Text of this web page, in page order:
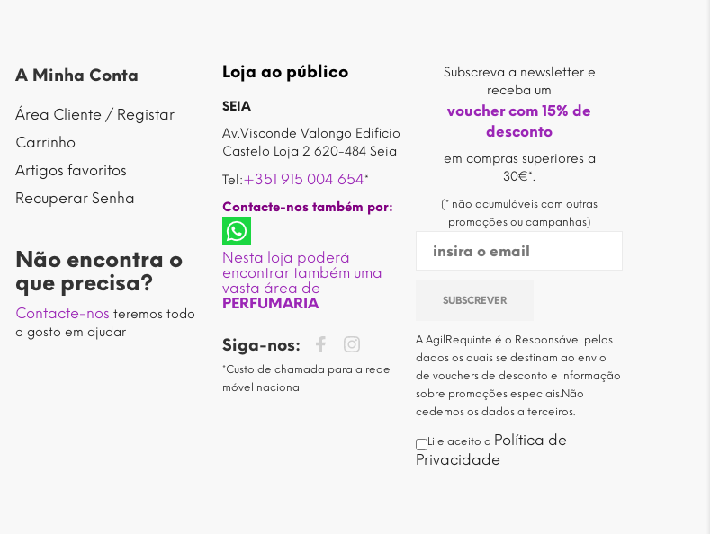
A Minha Conta
Área Cliente / Registar
Carrinho
Artigos favoritos
Recuperar Senha
Não encontra o
que precisa?
Contacte-nos teremos todo
o gosto em ajudar
Loja ao público
SEIA
Av.Visconde Valongo Edificio
Castelo Loja 2 620-484 Seia
Tel:+351 915 004 654*
Contacte-nos também por:
Nesta loja poderá
encontrar também uma
vasta área de
PERFUMARIA
Siga-nos:
*Custo de chamada para a rede
móvel nacional
Subscreva a newsletter e
receba um
voucher com 15% de
desconto
em compras superiores a
30€*.
(* não acumuláveis com outras
promoções ou campanhas)
A AgilRequinte é o Responsável pelos
dados os quais se destinam ao envio
de vouchers de desconto e informação
sobre promoções especiais.Não
cedemos os dados a terceiros.
Li e aceito a Política de
Privacidade